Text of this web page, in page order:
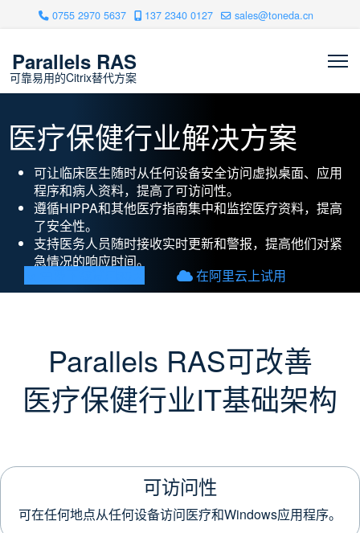
0755 2970 5637 137 2340 0127 sales@toneda.cn
Parallels RAS
医疗保健行业解决方案
可让临床医生随时从任何设备安全访问虚拟桌面、应用
程序和病人资料，提高了可访问性。
遵循HIPPA和其他医疗指南集中和监控医疗资料，提高
了安全性。
支持医务人员随时接收实时更新和警报，提高他们对紧
急情况的响应时间。
在阿里云上试用
Parallels RAS可改善
医疗保健行业IT基础架构
可访问性
可在任何地点从任何设备访问医疗和Windows应用程序。